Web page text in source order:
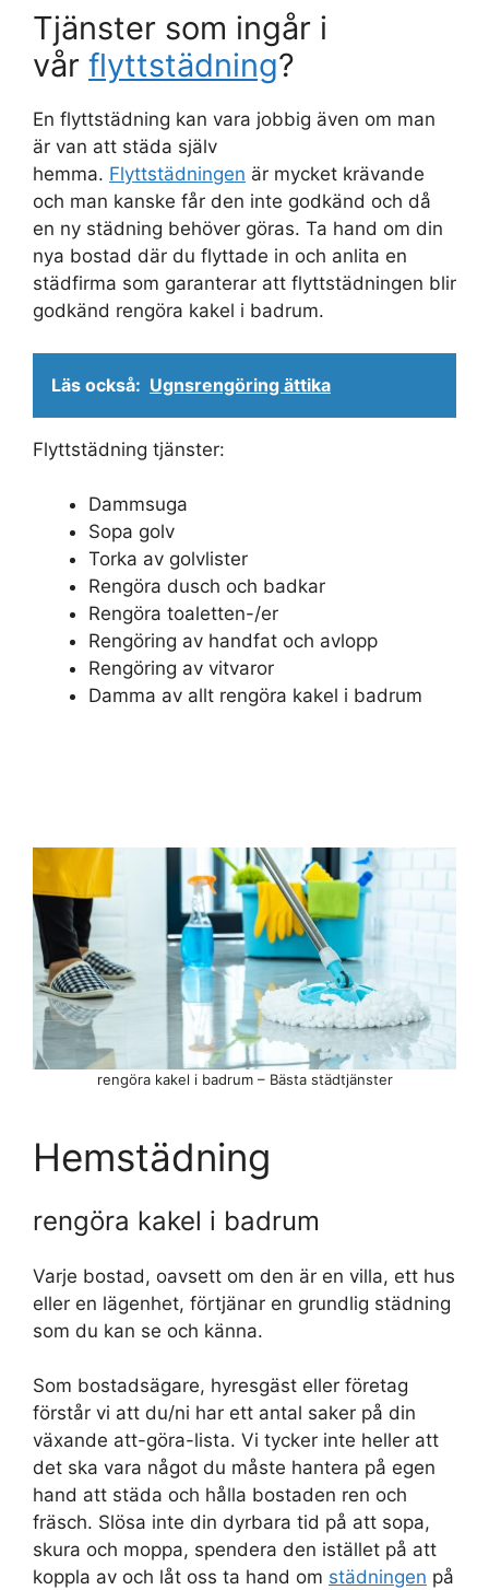
Tjänster som ingår i
vår flyttstädning?
En flyttstädning kan vara jobbig även om man
är van att städa själv
hemma. Flyttstädningen är mycket krävande
och man kanske får den inte godkänd och då
en ny städning behöver göras. Ta hand om din
nya bostad där du flyttade in och anlita en
städfirma som garanterar att flyttstädningen blir
godkänd rengöra kakel i badrum.
Läs också: Ugnsrengöring ättika
Flyttstädning tjänster:
Dammsuga
Sopa golv
Torka av golvlister
Rengöra dusch och badkar
Rengöra toaletten-/er
Rengöring av handfat och avlopp
Rengöring av vitvaror
Damma av allt rengöra kakel i badrum
rengöra kakel i badrum – Bästa städtjänster
Hemstädning
rengöra kakel i badrum
Varje bostad, oavsett om den är en villa, ett hus
eller en lägenhet, förtjänar en grundlig städning
som du kan se och känna.
Som bostadsägare, hyresgäst eller företag
förstår vi att du/ni har ett antal saker på din
växande att-göra-lista. Vi tycker inte heller att
det ska vara något du måste hantera på egen
hand att städa och hålla bostaden ren och
fräsch. Slösa inte din dyrbara tid på att sopa,
skura och moppa, spendera den istället på att
koppla av och låt oss ta hand om städningen på